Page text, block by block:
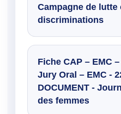
Campagne de lutte
discriminations
Fiche CAP – EMC
Jury Oral – EMC -
DOCUMENT -
des femmes